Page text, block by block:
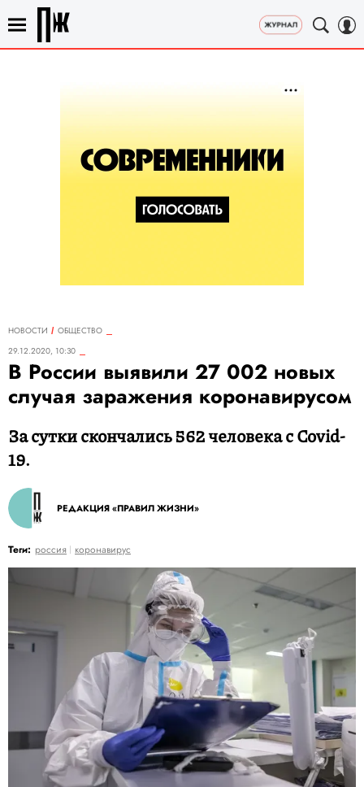
НОВОСТИ
ОБЩЕСТВО
29.12.2020, 10:30
В России выявили 27 002 новых
случая заражения коронавирусом
За сутки скончались 562 человека с Covid-
19.
РЕДАКЦИЯ «ПРАВИЛ ЖИЗНИ»
Теги: россия коронавирус